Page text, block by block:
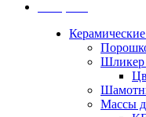
Шликер
Массы